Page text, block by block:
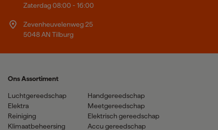
Zaterdag 08:00 - 16:00
Zevenheuvelenweg 25
5048 AN Tilburg
Ons Assortiment
Luchtgereedschap
Elektra
Reiniging
Klimaatbeheersing
Handgereedschap
Meetgereedschap
Elektrisch gereedschap
Accu gereedschap